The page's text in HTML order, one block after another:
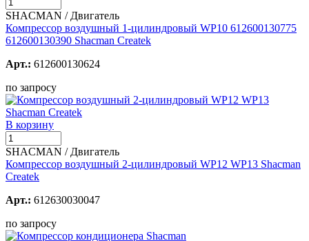
SHACMAN / Двигатель
Компрессор воздушный 1-цилиндровый WP10 612600130775
612600130390 Shacman Createk
Арт.: 612600130624
по запросу
В корзину
SHACMAN / Двигатель
Компрессор воздушный 2-цилиндровый WP12 WP13 Shacman
Createk
Арт.: 612630030047
по запросу